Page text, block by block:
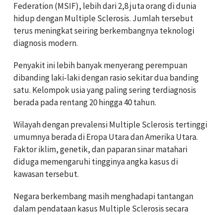
Federation (MSIF), lebih dari 2,8 juta orang di dunia
hidup dengan Multiple Sclerosis. Jumlah tersebut
terus meningkat seiring berkembangnya teknologi
diagnosis modern.
Penyakit ini lebih banyak menyerang perempuan
dibanding laki-laki dengan rasio sekitar dua banding
satu. Kelompok usia yang paling sering terdiagnosis
berada pada rentang 20 hingga 40 tahun.
Wilayah dengan prevalensi Multiple Sclerosis tertinggi
umumnya berada di Eropa Utara dan Amerika Utara.
Faktor iklim, genetik, dan paparan sinar matahari
diduga memengaruhi tingginya angka kasus di
kawasan tersebut.
Negara berkembang masih menghadapi tantangan
dalam pendataan kasus Multiple Sclerosis secara